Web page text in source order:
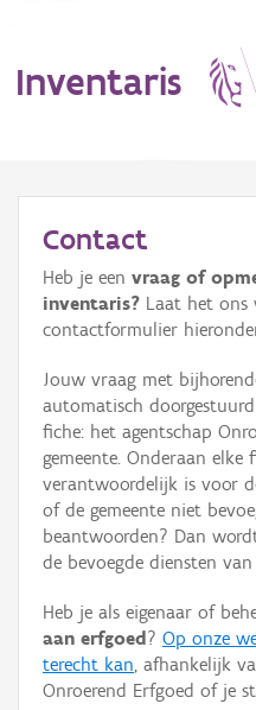
Inventaris
Erfgoedobject
Aanduidingsobject
Waarneming
Thema
Gebeurtenis
Persoon of collectief
Hergebruik
Aanmelden
Contact
Heb je een vraag of
inventaris? Laat het ons
contactformulier
Jouw vraag met
automatisch
fiche: het agentschap
gemeente. Onderaan elke
verantwoordelijk is voor
of de gemeente niet
beantwoorden? Dan
de bevoegde diensten
Heb je als eigenaar of
aan erfgoed ? Op onze
terecht kan, afhankelijk
Onroerend Erfgoed of je